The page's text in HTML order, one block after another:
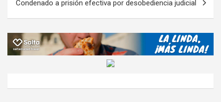
Condenado a prisión efectiva por desobediencia judicial